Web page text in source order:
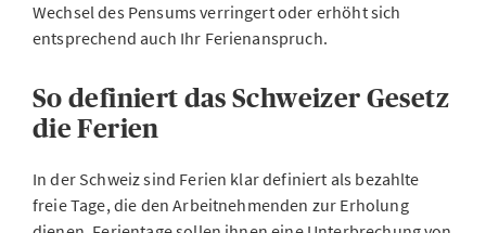
Wechsel des Pensums verringert oder erhöht sich
entsprechend auch Ihr Ferienanspruch.
So definiert das Schweizer Gesetz
die Ferien
In der Schweiz sind Ferien klar definiert als bezahlte
freie Tage, die den Arbeitnehmenden zur Erholung